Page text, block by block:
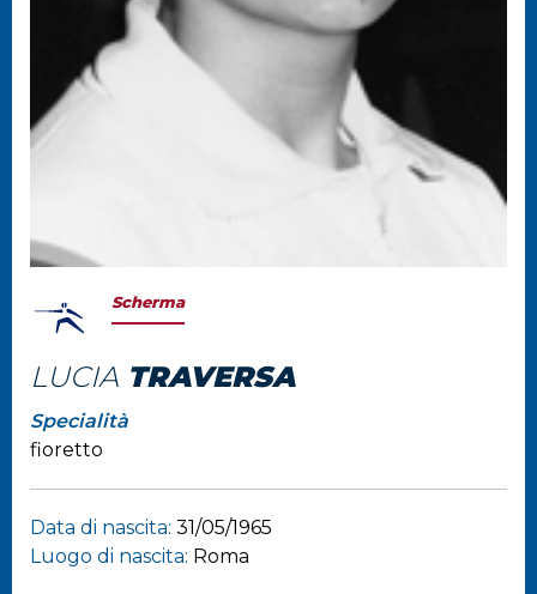
Scherma
LUCIA TRAVERSA
Specialità
fioretto
Data di nascita: 31/05/1965
Luogo di nascita: Roma